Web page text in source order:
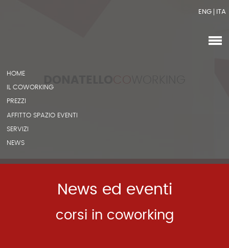
ENG ITA
HOME
IL COWORKING
PREZZI
AFFITTO SPAZIO EVENTI
SERVIZI
NEWS
News ed eventi
corsi in coworking